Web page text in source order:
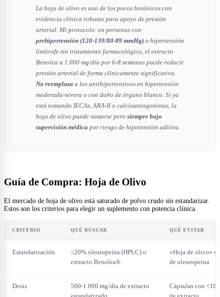
La hoja de olivo es uno de los pocos botánicos con
evidencia clínica robusta para apoyo de presión
arterial. Mi protocolo: en personas con
prehipertensión (120-139/80-89 mmHg) o hipertensión
limítrofe sin tratamiento farmacológico, el extracto
Benolea a 1.000 mg/día por 6-8 semanas puede reducir
presión arterial de forma clínicamente significativa.
No reemplaza a los antihipertensivos en hipertensión
moderada-severa o con daño de órgano blanco. Si ya
está tomando IECAs, ARA-II o calcioantagonistas, la
hoja de olivo puede sumarse pero siempre bajo
supervisión médica por riesgo de hipotensión aditiva.
Guía de Compra: Hoja de Olivo
El mercado de hoja de olivo está saturado de polvo crudo sin estandarizar.
Estos son los criterios para elegir un suplemento con potencia clínica.
CRITERIO QUÉ BUSCAR QUÉ EVITAR
Estandarización
≥20% oleuropeína (HPLC) o
extracto Benolea®
«Hoja de olivo»
de oleuropeína
Dosis
500-1.000 mg/día de extracto
Cápsulas con